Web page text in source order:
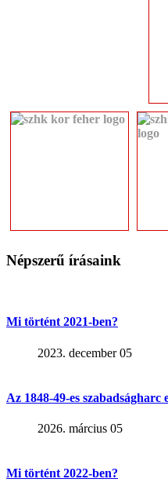
Népszerű írásaink
Mi történt 2021-ben?
2023. december 05
Az 1848-49-es szabadságharc
2026. március 05
Mi történt 2022-ben?